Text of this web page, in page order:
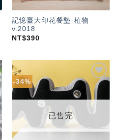
記憶臺大印花餐墊-植物
v.2018
NT$390
-34%
加入
「願
望輕
已售完